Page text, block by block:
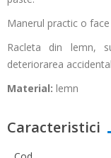
Manerul practic o
Racleta din lemn,
deteriorarea
Material: lemn
Caracteristici